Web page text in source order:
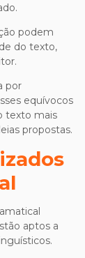
podem
do texto,
por
equívocos
texto mais
propostas.
aptos a